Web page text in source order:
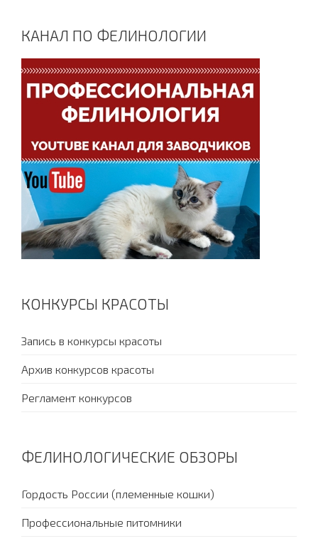
КАНАЛ ПО ФЕЛИНОЛОГИИ
КОНКУРСЫ КРАСОТЫ
Запись в конкурсы красоты
Архив конкурсов красоты
Регламент конкурсов
ФЕЛИНОЛОГИЧЕСКИЕ ОБЗОРЫ
Гордость России (племенные кошки)
Профессиональные питомники